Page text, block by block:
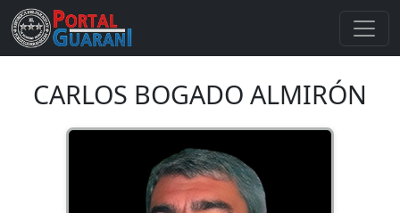
CARLOS BOGADO ALMIRÓN